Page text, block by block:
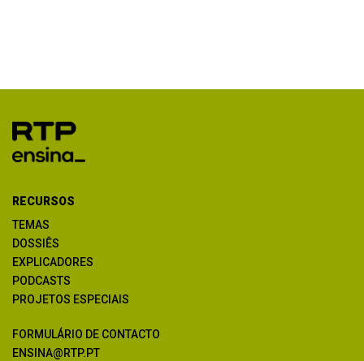
RECURSOS
TEMAS
DOSSIÊS
EXPLICADORES
PODCASTS
PROJETOS ESPECIAIS
FORMULÁRIO DE CONTACTO
ENSINA@RTP.PT